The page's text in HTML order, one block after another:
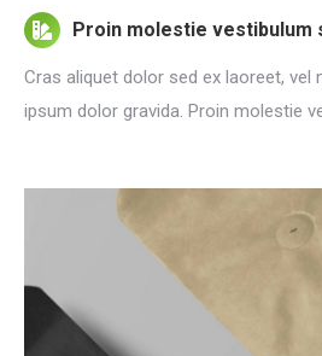
Proin molestie vestibulum
Cras aliquet dolor sed ex laoreet, vel
ipsum dolor gravida. Proin molestie